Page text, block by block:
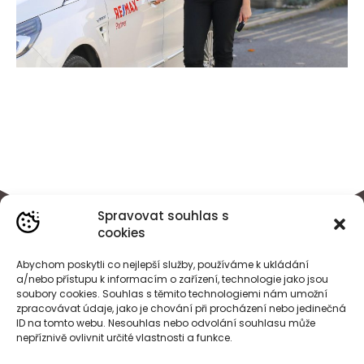
Spravovat souhlas s
cookies
Abychom poskytli co nejlepší služby, používáme k ukládání
a/nebo přístupu k informacím o zařízení, technologie jako jsou
soubory cookies. Souhlas s těmito technologiemi nám umožní
zpracovávat údaje, jako je chování při procházení nebo jedinečná
ID na tomto webu. Nesouhlas nebo odvolání souhlasu může
nepříznivě ovlivnit určité vlastnosti a funkce.